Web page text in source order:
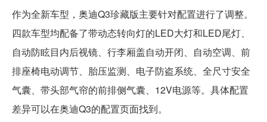
作为全新车型，奥迪Q3珍藏版主要针对配置进行了调整。
四款车型均配备了带动态转向灯的LED大灯和LED尾灯、
自动防眩目内后视镜、行李厢盖自动开闭、自动空调、前
排座椅电动调节、胎压监测、电子防盗系统、全尺寸安全
气囊、带头部气帘的前排侧气囊、12V电源等。具体配置
差异可以在奥迪Q3的配置页面找到。